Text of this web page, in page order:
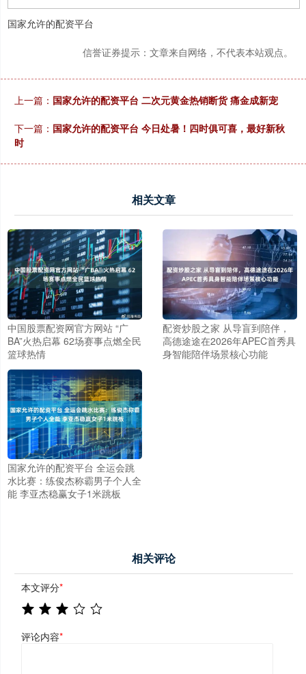
国家允许的配资平台
信誉证券提示：文章来自网络，不代表本站观点。
上一篇： 国家允许的配资平台 二次元黄金热销断货 痛金成新宠
下一篇： 国家允许的配资平台 今日处暑！四时俱可喜，最好新秋
时
相关文章
中国股票配资网官方网站 “广
BA”火热启幕 62场赛事点燃全民
篮球热情
配资炒股之家 从导盲到陪伴，
高德途途在2026年APEC首秀具
身智能陪伴场景核心功能
国家允许的配资平台 全运会跳
水比赛：练俊杰称霸男子个人全
能 李亚杰稳赢女子1米跳板
相关评论
本文评分*
评论内容*